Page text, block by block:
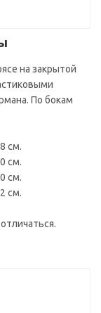
на закрытой
По бокам
см.
см.
см.
см.